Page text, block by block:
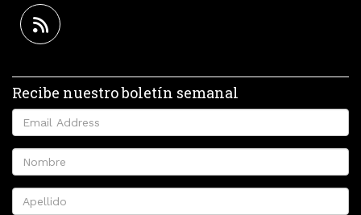
Recibe nuestro boletín semanal